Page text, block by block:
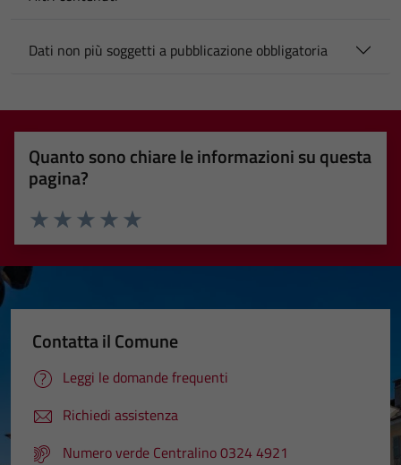
Dati non più soggetti a pubblicazione obbligatoria
Quanto sono chiare le informazioni su questa
pagina?
Valuta 5 stelle su 5
Valuta 4 stelle su 5
Valuta 3 stelle su 5
Valuta 2 stelle su 5
Valuta 1 stelle su 5
Contatta il Comune
Leggi le domande frequenti
Richiedi assistenza
Numero verde Centralino 0324 4921